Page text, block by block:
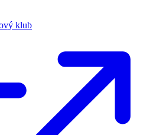
klub